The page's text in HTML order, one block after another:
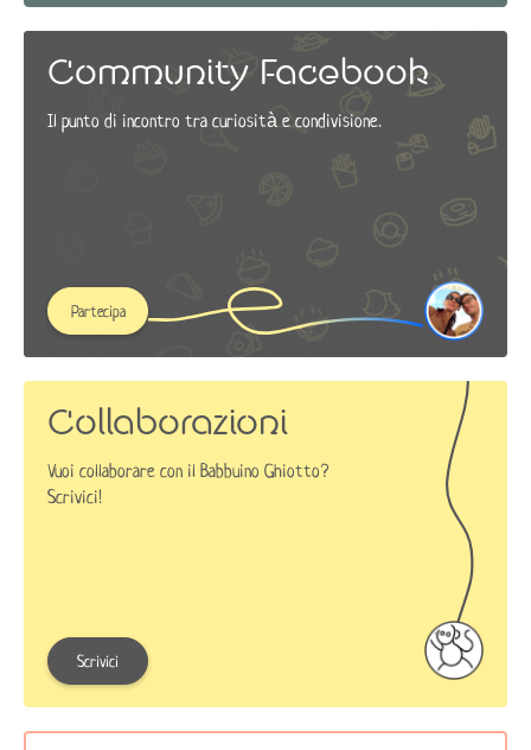
Community Facebook
Il punto di incontro tra curiosità e condivisione.
Partecipa
Collaborazioni
Vuoi collaborare con il Babbuino Ghiotto?
Scrivici!
Scrivici